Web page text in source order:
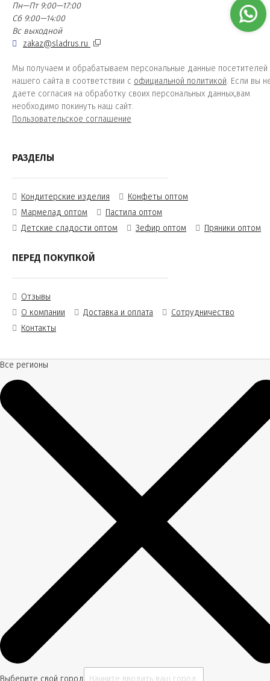
Пн—Пт 9:00—17:00
Сб 9:00—14:00
Вс выходной
zakaz@sladrus.ru
Мы получаем и обрабатываем персональные данные посетителей
нашего сайта в соответствии с официальной политикой. Если вы
даете согласия на обработку своих персональных данных,вам
необходимо покинуть наш сайт.
Пользовательское соглашение
РАЗДЕЛЫ
Кондитерские изделия
Конфеты оптом
Мармелад оптом
Пастила оптом
Детские сладости оптом
Зефир оптом Пряники оптом
ПЕРЕД ПОКУПКОЙ
Отзывы
О компании
Доставка и оплата
Сотрудничество
Контакты
Все регионы
Выберите свой город